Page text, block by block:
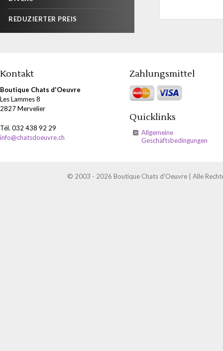
REDUZIERTER PREIS
Kontakt
Boutique Chats d'Oeuvre
Les Lammes 8
2827 Mervelier
Tél. 032 438 92 29
info@chatsdoeuvre.ch
Zahlungsmittel
Quicklinks
Allgemeine
Geschäftsbedingungen
© 2003 - 2026 Boutique Chats d'Oeuvre | Alle